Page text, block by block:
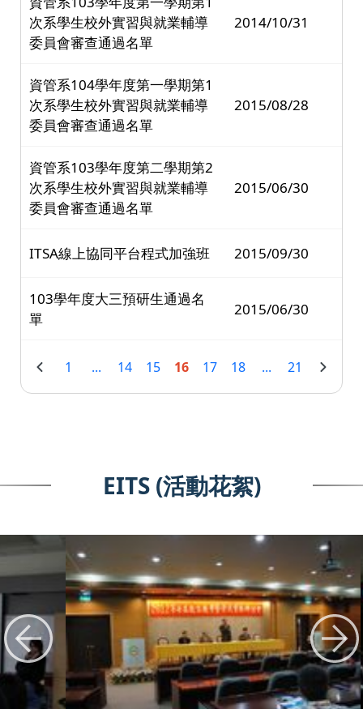
次系學生校外實習與就業輔導
委員會審查通過名單
2014/10/31
資管系104學年度第一學期第1
次系學生校外實習與就業輔導
委員會審查通過名單
2015/08/28
資管系103學年度第二學期第2
次系學生校外實習與就業輔導
委員會審查通過名單
2015/06/30
ITSA線上協同平台程式加強班 2015/09/30
103學年度大三預研生通過名
單
2015/06/30
1 ... 14 15 16 17 18 ... 21
EITS (活動花絮)